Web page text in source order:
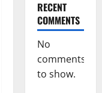
RECENT
COMMENTS
No
comments
to show.